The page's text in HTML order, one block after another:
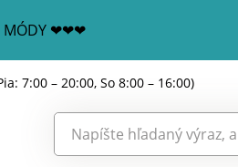
MÓDY ❤❤❤
7:00 – 20:00, So 8:00 – 16:00)